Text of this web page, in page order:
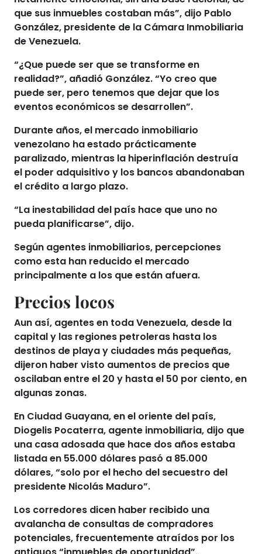
que sus inmuebles costaban más”, dijo Pablo
González, presidente de la Cámara Inmobiliaria
de Venezuela.
“¿Que puede ser que se transforme en
realidad?”, añadió González. “Yo creo que
puede ser, pero tenemos que dejar que los
eventos económicos se desarrollen”.
Durante años,el mercado inmobiliario
venezolano ha estado prácticamente
paralizado, mientras la hiperinflación destruía
el poder adquisitivo y los bancos abandonaban
el crédito a largo plazo.
“La inestabilidad del país hace que uno no
pueda planificarse”, dijo.
Según agentes inmobiliarios, percepciones
como esta han reducido el mercado
principalmente a los que están afuera.
Precios locos
Aun así, agentes en toda Venezuela, desde la
capital y las regiones petroleras hasta los
destinos de playa y ciudades más pequeñas,
dijeron haber visto aumentos de precios que
oscilaban entre el 20 y hasta el 50 por ciento, en
algunas zonas.
En Ciudad Guayana, en el oriente del país,
Diogelis Pocaterra, agente inmobiliaria, dijo que
una casa adosada que hace dos años estaba
listadaen 55.000 dólares pasó a 85.000
dólares, “solo por el hecho del secuestro del
presidente Nicolás Maduro”.
Los corredores dicen haber recibido una
avalancha de consultas de compradores
potenciales, frecuentemente atraídos por los